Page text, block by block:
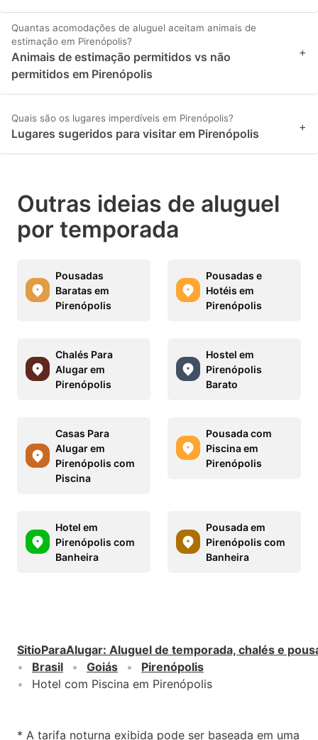
Quantas acomodações de aluguel aceitam animais de
estimação em Pirenópolis?
Animais de estimação permitidos vs não
permitidos em Pirenópolis
+
Quais são os lugares imperdíveis em Pirenópolis?
Lugares sugeridos para visitar em Pirenópolis +
Outras ideias de aluguel
por temporada
Pousadas
Baratas em
Pirenópolis
Pousadas e
Hotéis em
Pirenópolis
Chalés Para
Alugar em
Pirenópolis
Hostel em
Pirenópolis
Barato
Casas Para
Alugar em
Pirenópolis com
Piscina
Pousada com
Piscina em
Pirenópolis
Hotel em
Pirenópolis com
Banheira
Pousada em
Pirenópolis com
Banheira
SitioParaAlugar: Aluguel de temporada, chalés e
Brasil
Goiás
Pirenópolis
Hotel com Piscina em Pirenópolis
* A tarifa noturna exibida pode ser baseada em uma